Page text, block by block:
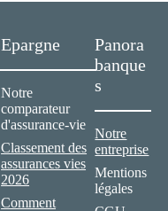
Epargne
Notre
comparateur
d'assurance-vie
Classement des
assurances vies
2026
Comment
Panora
banque
s
Notre
entreprise
Mentions
légales